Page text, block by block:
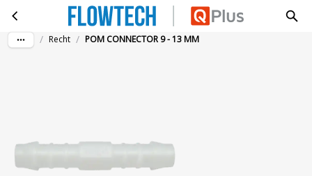
Ga naar hoofdinhoudPOM CONNECTOR 9 - 13 MM
/ Recht / POM CONNECTOR 9 - 13 MM